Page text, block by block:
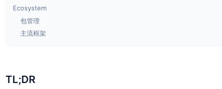
Ecosystem
包管理
主流框架
TL;DR